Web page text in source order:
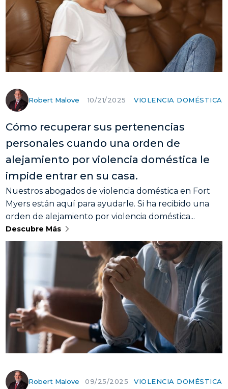
Robert Malove 10/21/2025 VIOLENCIA DOMÉSTICA
Cómo recuperar sus pertenencias
personales cuando una orden de
alejamiento por violencia doméstica le
impide entrar en su casa.
Nuestros abogados de violencia doméstica en Fort
Myers están aquí para ayudarle. Si ha recibido una
orden de alejamiento por violencia doméstica...
Descubre Más
Robert Malove 09/25/2025 VIOLENCIA DOMÉSTICA